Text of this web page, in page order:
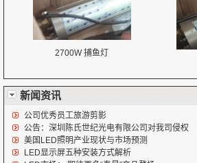
2700W 捕鱼灯
新闻资讯
公司优秀员工旅游剪影
公告：深圳陈氏世纪光电有限公司对我司侵权
美国LED照明产业现状与市场预测
LED显示屏五种安装方式解析